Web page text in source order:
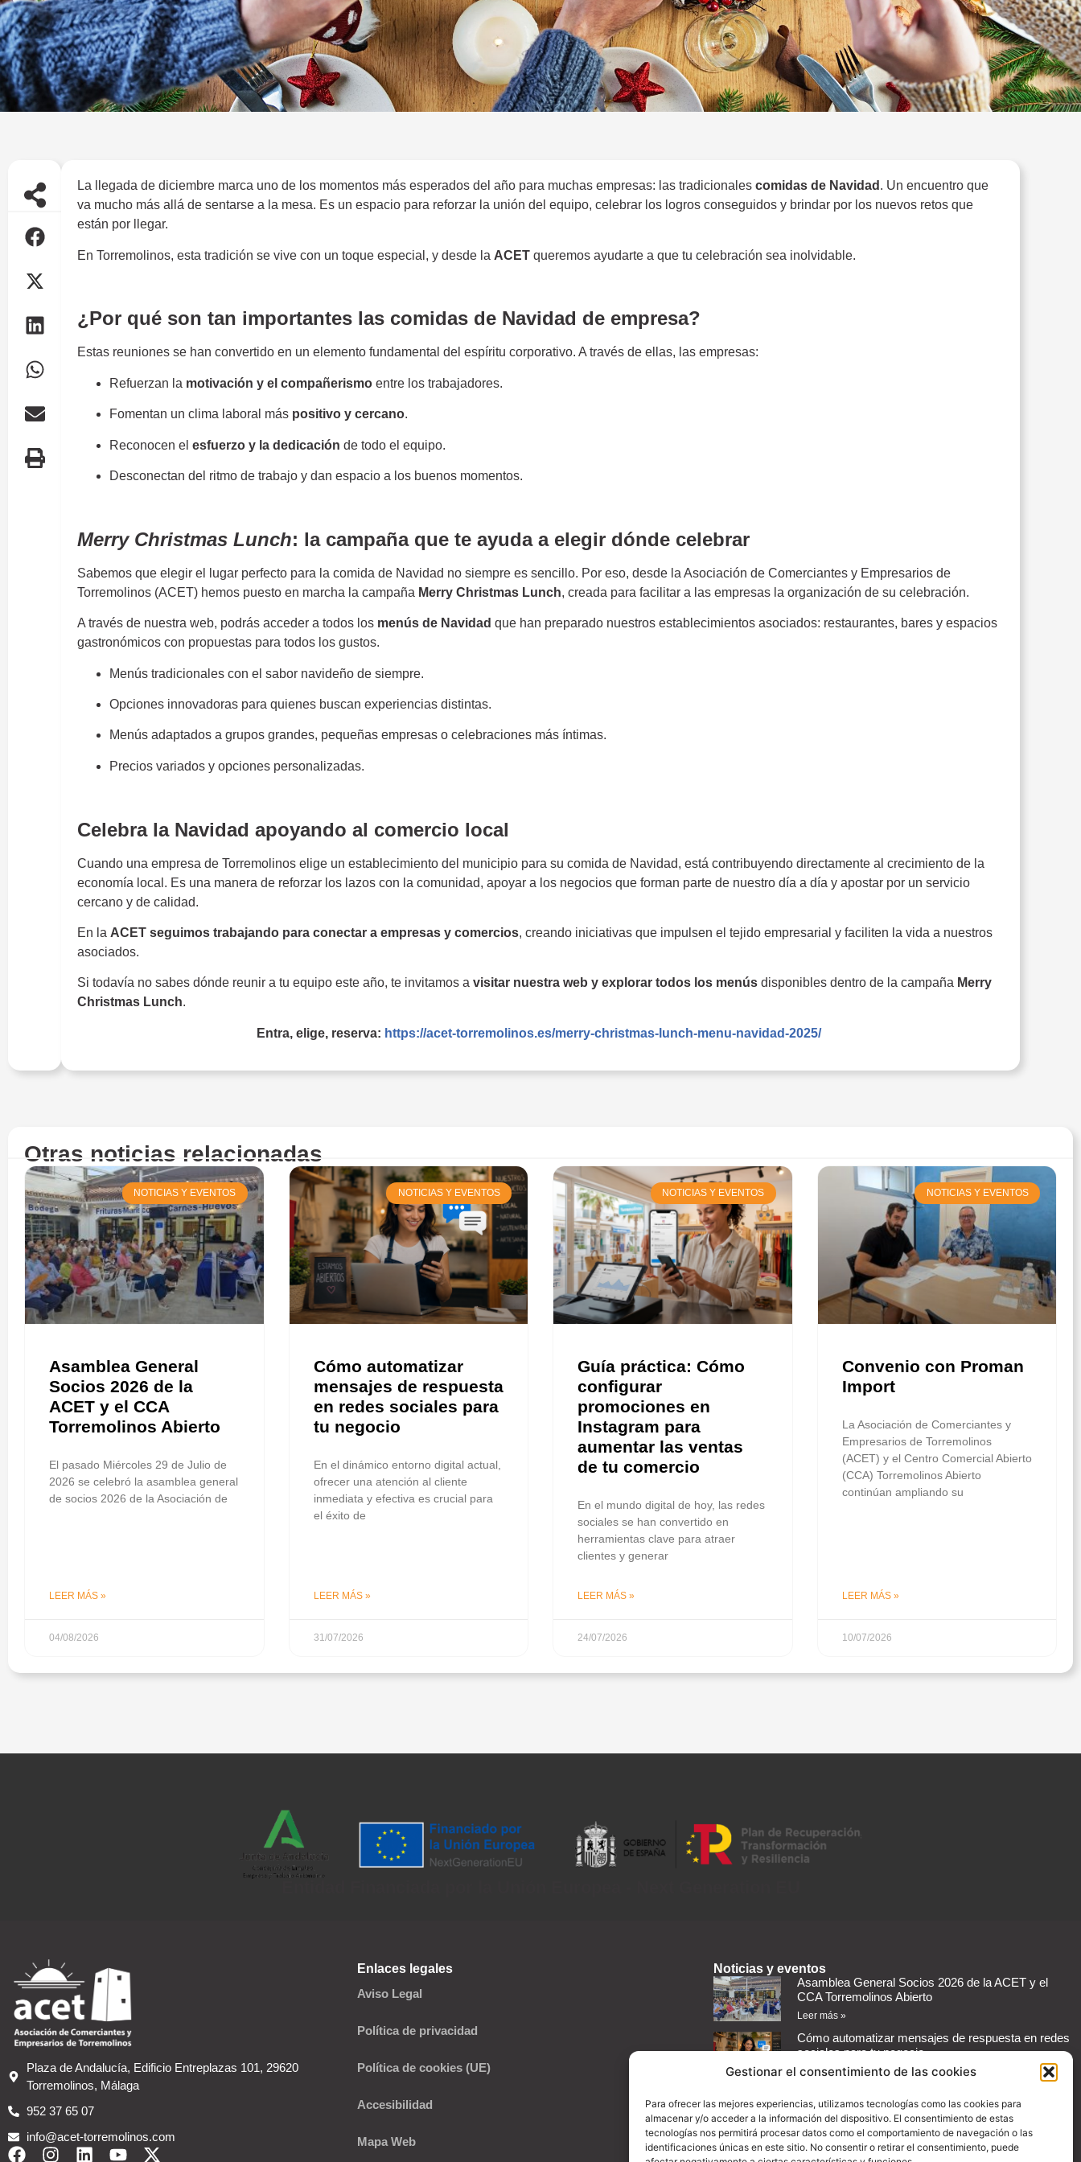
Gestionar el consentimiento de las cookies
Para ofrecer las mejores experiencias, utilizamos tecnologías como las cookies para
almacenar y/o acceder a la información del dispositivo. El consentimiento de estas
tecnologías nos permitirá procesar datos como el comportamiento de navegación o las
identificaciones únicas en este sitio. No consentir o retirar el consentimiento, puede
La llegada de diciembre marca uno de los momentos más esperados del año para muchas empresas: las tradicionalescomidas de Navidad . Un encuentro que
va mucho más allá de sentarse a la mesa. Es un espacio para reforzar la unión del equipo, celebrar los logros conseguidos y brindar por los nuevos retos que
están por llegar.
En Torremolinos, esta tradición se vive con un toque especial, y desde la ACET queremos ayudarte a que tu celebración sea inolvidable.
¿Por qué son tan importantes las comidas de Navidad de empresa?
Estas reuniones se han convertido en un elemento fundamental del espíritu corporativo. A través de ellas, las empresas:
Refuerzan la motivación y el compañerismo entre los trabajadores.
Fomentan un clima laboral más positivo y cercano.
Reconocen elesfuerzo y la dedicación de todo el equipo.
Desconectan del ritmo de trabajo y dan espacio a los buenos momentos.
Merry Christmas Lunch: la campaña que te ayuda a elegir dónde celebrar
Sabemos que elegir el lugar perfecto para la comida de Navidad no siempre es sencillo. Por eso, desde la Asociación de Comerciantes y Empresarios de
Torremolinos (ACET) hemos puesto en marcha la campaña Merry Christmas Lunch, creada para facilitar a las empresas la organización de su celebración.
A través de nuestra web, podrás acceder a todos los menús de Navidad que han preparado nuestros establecimientos asociados: restaurantes, bares y espacios
gastronómicos con propuestas para todos los gustos.
Menús tradicionales con el sabor navideño de siempre.
Opciones innovadoras para quienes buscan experiencias distintas.
Menús adaptados a grupos grandes, pequeñas empresas o celebraciones más íntimas.
Precios variados y opciones personalizadas.
Celebra la Navidad apoyando al comercio local
Cuando una empresa de Torremolinos elige un establecimiento del municipio para su comida de Navidad, está contribuyendo directamente al crecimiento de la
economía local. Es una manera de reforzar los lazos con la comunidad, apoyar a los negocios que forman parte de nuestro día a día y apostar por un servicio
cercano y de calidad.
En la ACET seguimos trabajando para conectar a empresas y comercios, creando iniciativas que impulsen el tejido empresarial y faciliten la vida a nuestros
asociados.
Si todavía no sabes dónde reunir a tu equipo este año, te invitamos avisitar nuestra web y explorar todos los menús disponibles dentro de la campaña Merry
Christmas Lunch.
Entra, elige, reserva: https://acet-torremolinos.es/merry-christmas-lunch-menu-navidad-2025/
Otras noticias relacionadas
NOTICIAS Y EVENTOS
Asamblea General
Socios 2026 de la
ACET y el CCA
Torremolinos Abierto
El pasado Miércoles 29 de Julio de
2026 se celebró la asamblea general
de socios 2026 de la Asociación de
LEER MÁS »
04/08/2026
NOTICIAS Y EVENTOS
Cómo automatizar
mensajes de respuesta
en redes sociales para
tu negocio
En el dinámico entorno digital actual,
ofrecer una atención al cliente
inmediata y efectiva es crucial para
el éxito de
LEER MÁS »
31/07/2026
NOTICIAS Y EVENTOS
Guía práctica: Cómo
configurar
promociones en
Instagram para
aumentar las ventas
de tu comercio
En el mundo digital de hoy, las redes
sociales se han convertido en
herramientas clave para atraer
clientes y generar
LEER MÁS »
24/07/2026
NOTICIAS Y EVENTOS
Convenio con Proman
Import
La Asociación de Comerciantes y
Empresarios de Torremolinos
(ACET) y el Centro Comercial Abierto
(CCA) Torremolinos Abierto
continúan ampliando su
LEER MÁS »
10/07/2026
Plaza de Andalucía, Edificio Entreplazas 101, 29620
Torremolinos, Málaga
952 37 65 07
info@acet-torremolinos.com
Enlaces legales
Aviso Legal
Política de privacidad
Política de cookies (UE)
Accesibilidad
Mapa Web
Noticias y eventos
Asamblea General Socios 2026 de la ACET y el
CCA Torremolinos Abierto
Leer más »
Cómo automatizar mensajes de respuesta en redes
sociales para tu negocio
Leer más »
Instagram para aumentar las ventas de tu comercio
Leer más »
Convenio con Proman Import